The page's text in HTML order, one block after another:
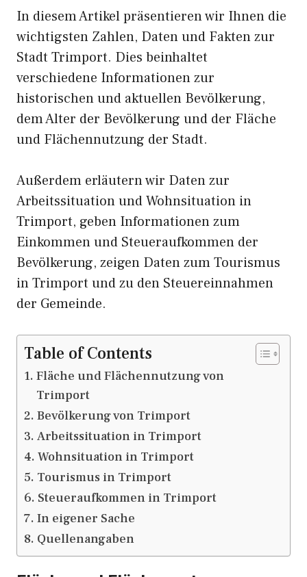
In diesem Artikel präsentieren wir Ihnen die
wichtigsten Zahlen, Daten und Fakten zur
Stadt Trimport. Dies beinhaltet
verschiedene Informationen zur
historischen und aktuellen Bevölkerung,
dem Alter der Bevölkerung und der Fläche
und Flächennutzung der Stadt.
Außerdem erläutern wir Daten zur
Arbeitssituation und Wohnsituation in
Trimport, geben Informationen zum
Einkommen und Steueraufkommen der
Bevölkerung, zeigen Daten zum Tourismus
in Trimport und zu den Steuereinnahmen
der Gemeinde.
Table of Contents
Fläche und Flächennutzung von
Trimport
Bevölkerung von Trimport
Arbeitssituation in Trimport
Wohnsituation in Trimport
Tourismus in Trimport
Steueraufkommen in Trimport
In eigener Sache
Quellenangaben